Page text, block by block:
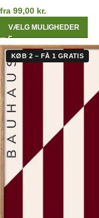
fra 99,00 kr.
VÆLG MULIGHEDER
KØB 2 – FÅ 1 GRATIS